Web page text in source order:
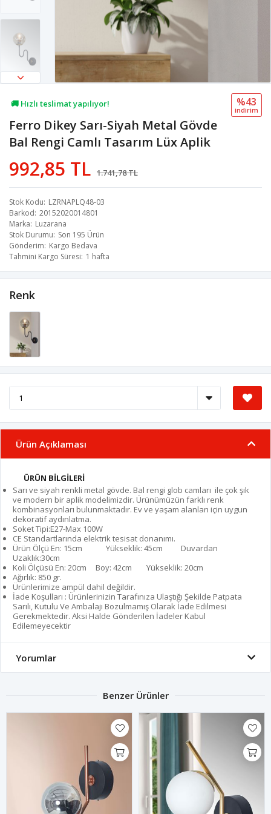
🚚 Hızlı teslimat yapılıyor!
💖 68,7B kişi favoriledi!
💸 Sepette 100 TL indirim!
Ferro Dikey Sarı-Siyah Metal Gövde
Bal Rengi Camlı Tasarım Lüx Aplik
992,85 TL 1.741,78 TL
%43
i̇ndi̇ri̇m
Stok Kodu LZRNAPLQ48-03
Barkod 20152020014801
Marka Luzarana
Stok Durumu Son 195 Ürün
Gönderim Kargo Bedava
Tahmini Kargo Süresi 1 hafta
Renk
Ürün Açıklaması
ÜRÜN BİLGİLERİ
Sarı ve siyah renkli metal gövde. Bal rengi glob camları ile çok şık
ve modern bir aplik modelimizdir. Ürünümüzün farklı renk
kombinasyonları bulunmaktadır. Ev ve yaşam alanları için uygun
dekoratif aydınlatma.
Soket Tipi:E27-Max 100W
CE Standartlarında elektrik tesisat donanımı.
Ürün Ölçü En: 15cm Yükseklik: 45cm Duvardan
Uzaklık:30cm
Koli Ölçüsü En: 20cm Boy: 42cm Yükseklik: 20cm
Ağırlık: 850 gr.
Ürünlerimize ampül dahil değildir.
İade Koşulları : Ürünlerinizin Tarafınıza Ulaştığı Şekilde Patpata
Sarılı, Kutulu Ve Ambalajı Bozulmamış Olarak İade Edilmesi
Gerekmektedir. Aksi Halde Gönderilen İadeler Kabul
Edilemeyecektir
Yorumlar
Benzer Ürünler